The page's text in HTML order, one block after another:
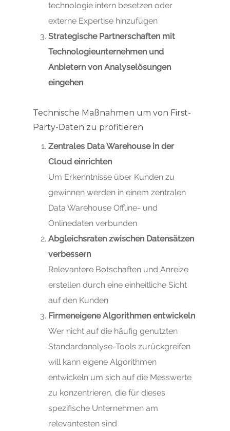
technologie intern besetzen oder
externe Expertise hinzufügen
Strategische Partnerschaften mit
Technologieunternehmen und
Anbietern von Analyselösungen
eingehen
Technische Maßnahmen um von First-
Party-Daten zu profitieren
Zentrales Data Warehouse in der
Cloud einrichten
Um Erkenntnisse über Kunden zu
gewinnen werden in einem zentralen
Data Warehouse Offline- und
Onlinedaten verbunden
Abgleichsraten zwischen Datensätzen
verbessern
Relevantere Botschaften und Anreize
erstellen durch eine einheitliche Sicht
auf den Kunden
Firmeneigene Algorithmen entwickeln
Wer nicht auf die häufig genutzten
Standardanalyse-Tools zurückgreifen
will kann eigene Algorithmen
entwickeln um sich auf die Messwerte
zu konzentrieren, die für dieses
spezifische Unternehmen am
relevantesten sind